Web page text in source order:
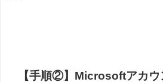
【手順②】Microsoftアカウ